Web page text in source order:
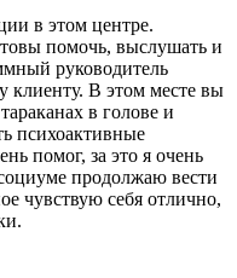
в этом центре.
помочь, выслушать и
руководитель
клиенту. В этом месте вы
в голове и
психоактивные
помог, за это я очень
продолжаю вести
чувствую себя отлично,